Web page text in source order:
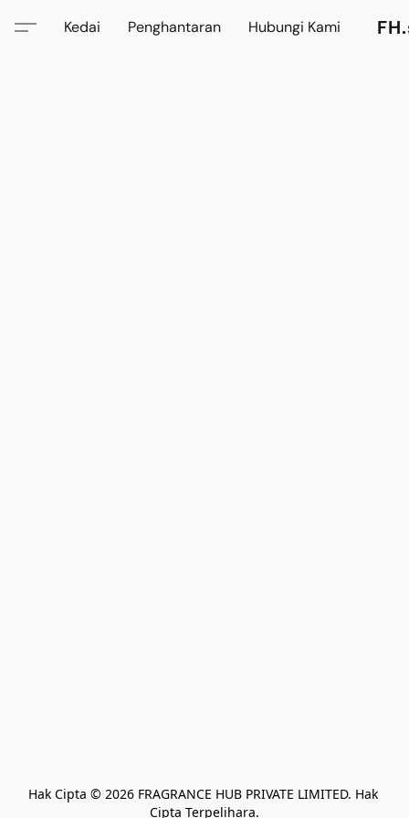
Kedai Penghantaran Hubungi Kami
Hak Cipta © 2026 FRAGRANCE HUB PRIVATE LIMITED. Hak
Cipta Terpelihara.